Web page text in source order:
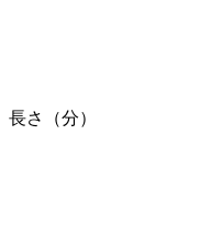
長さ（分）